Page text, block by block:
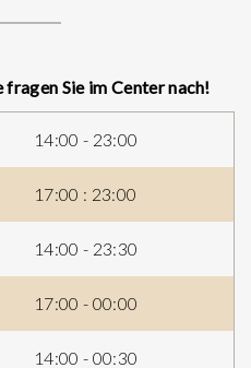
Sie im Center nach!
14:00 - 23:00
17:00 : 23:00
14:00 - 23:30
17:00 - 00:00
14:00 - 00:30